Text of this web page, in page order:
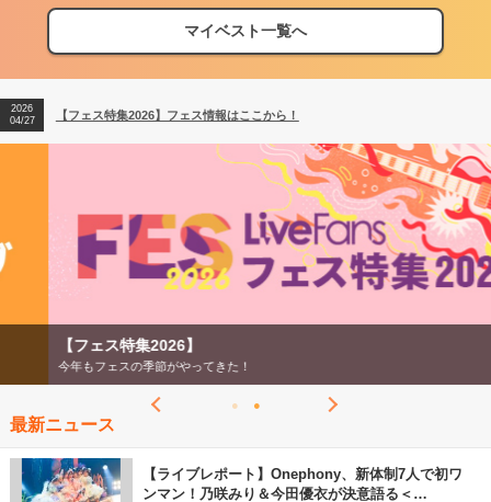
マイベスト一覧へ
【フェス特集2026】フェス情報はここから！
【ライブ動員ランキング】2026年上半期編発表！
2026
04/27
【フェス特集2026】フェス情報はここから！
2026
【ライブ動員ランキング】2026年上半期編発表！
【フェス特集2026】
今年もフェスの季節がやってきた！
最新ニュース
【ライブレポート】Onephony、新体制7人で初ワ
ンマン！乃咲みり＆今田優衣が決意語る＜